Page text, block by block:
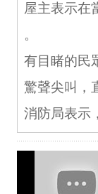
屋主表示在
。
有目睹的民
驚聲尖叫，
消防局表示